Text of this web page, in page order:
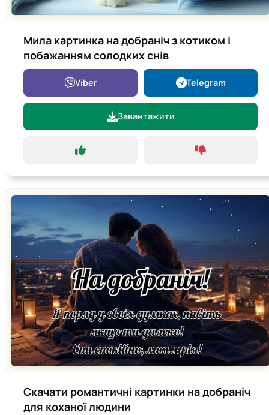
Мила картинка на добраніч з котиком і
побажанням солодких снів
Viber Telegram
Завантажити
Скачати романтичні картинки на добраніч
для коханої людини